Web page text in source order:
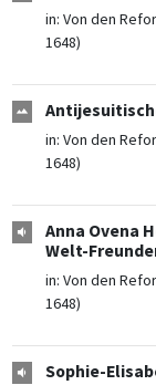
in: Von den
1648)
in: Von den
1648)
Anna Ovena
Welt-
in: Von den
1648)
Sophie-